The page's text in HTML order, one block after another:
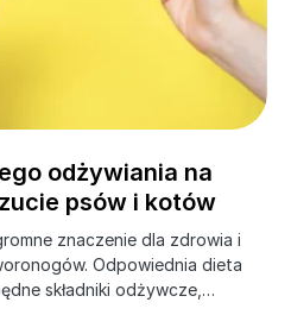
odżywiania na
psów i kotów
znaczenie dla zdrowia i
Odpowiednia dieta
składniki odżywcze,…